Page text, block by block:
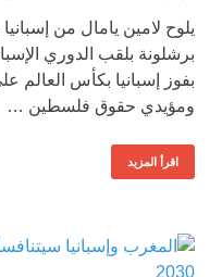
يلوح لامين يامال من
بفوز إسبانيا بكأس العالم
ومؤيدي حقوق فلسطين …
اقرأ المزيد